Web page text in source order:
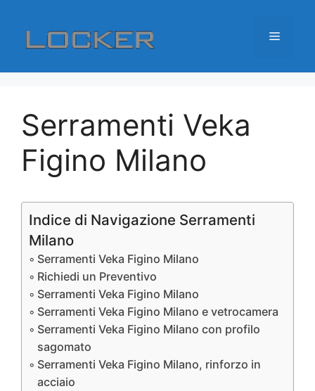
contenuto
Menu
Serramenti Veka
Figino Milano
Indice di Navigazione Serramenti
Milano
Serramenti Veka Figino Milano
Richiedi un Preventivo
Serramenti Veka Figino Milano
Serramenti Veka Figino Milano e vetrocamera
Serramenti Veka Figino Milano con profilo
sagomato
Serramenti Veka Figino Milano, rinforzo in
acciaio